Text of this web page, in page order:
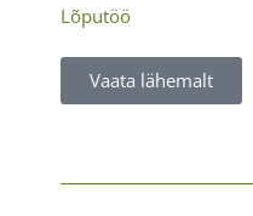
Lõputöö
Vaata lähemalt